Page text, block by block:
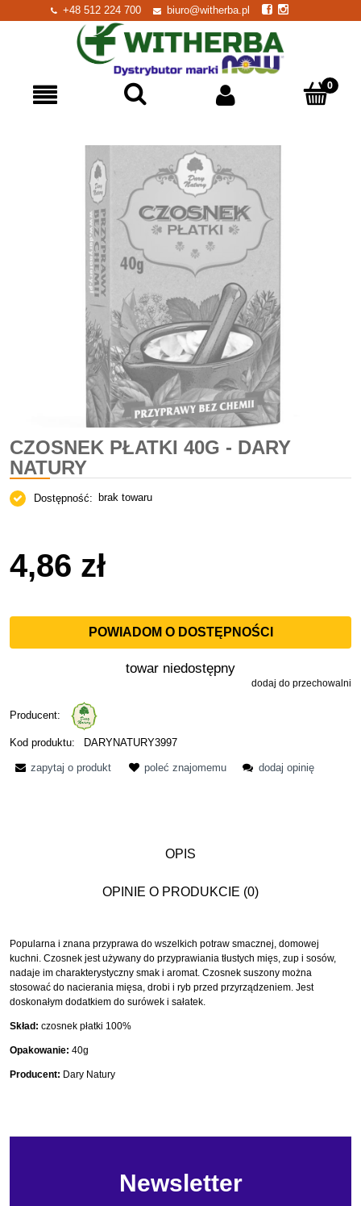
+48 512 224 700 biuro@witherba.pl
CZOSNEK PŁATKI 40G - DARY
NATURY
Dostępność: brak towaru
4,86 zł
POWIADOM O DOSTĘPNOŚCI
towar niedostępny
dodaj do przechowalni
Producent:
Kod produktu: DARYNATURY3997
zapytaj o produkt poleć znajomemu dodaj opinię
OPIS
OPINIE O PRODUKCIE (0)
Popularna i znana przyprawa do wszelkich potraw smacznej, domowej
kuchni. Czosnek jest używany do przyprawiania tłustych mięs, zup i sosów,
nadaje im charakterystyczny smak i aromat. Czosnek suszony można
stosować do nacierania mięsa, drobi i ryb przed przyrządzeniem. Jest
doskonałym dodatkiem do surówek i sałatek.
Skład: czosnek płatki 100%
Opakowanie: 40g
Producent: Dary Natury
Newsletter